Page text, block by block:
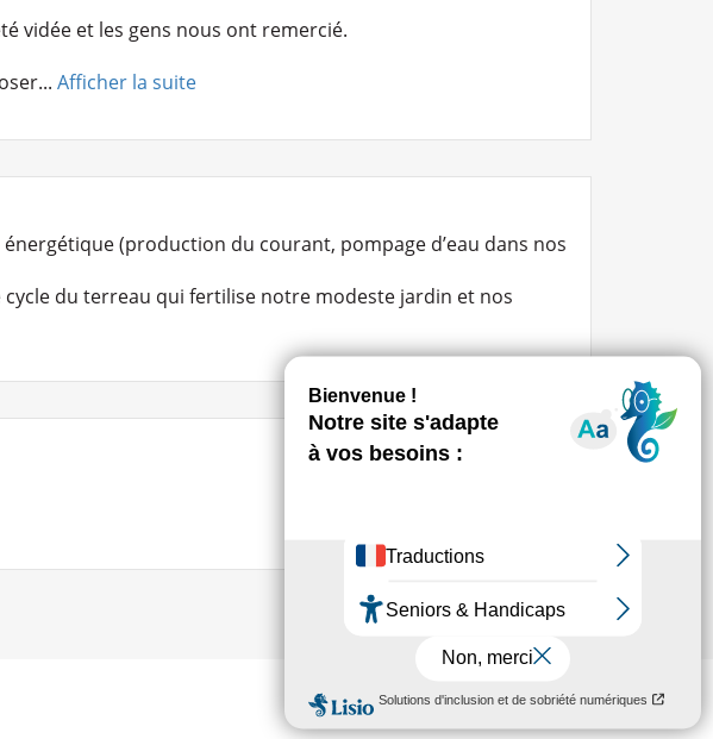
vidée et les gens nous ont remercié.
Afficher la suite
(production du courant, pompage d’eau dans nos
du terreau qui fertilise notre modeste jardin et nos